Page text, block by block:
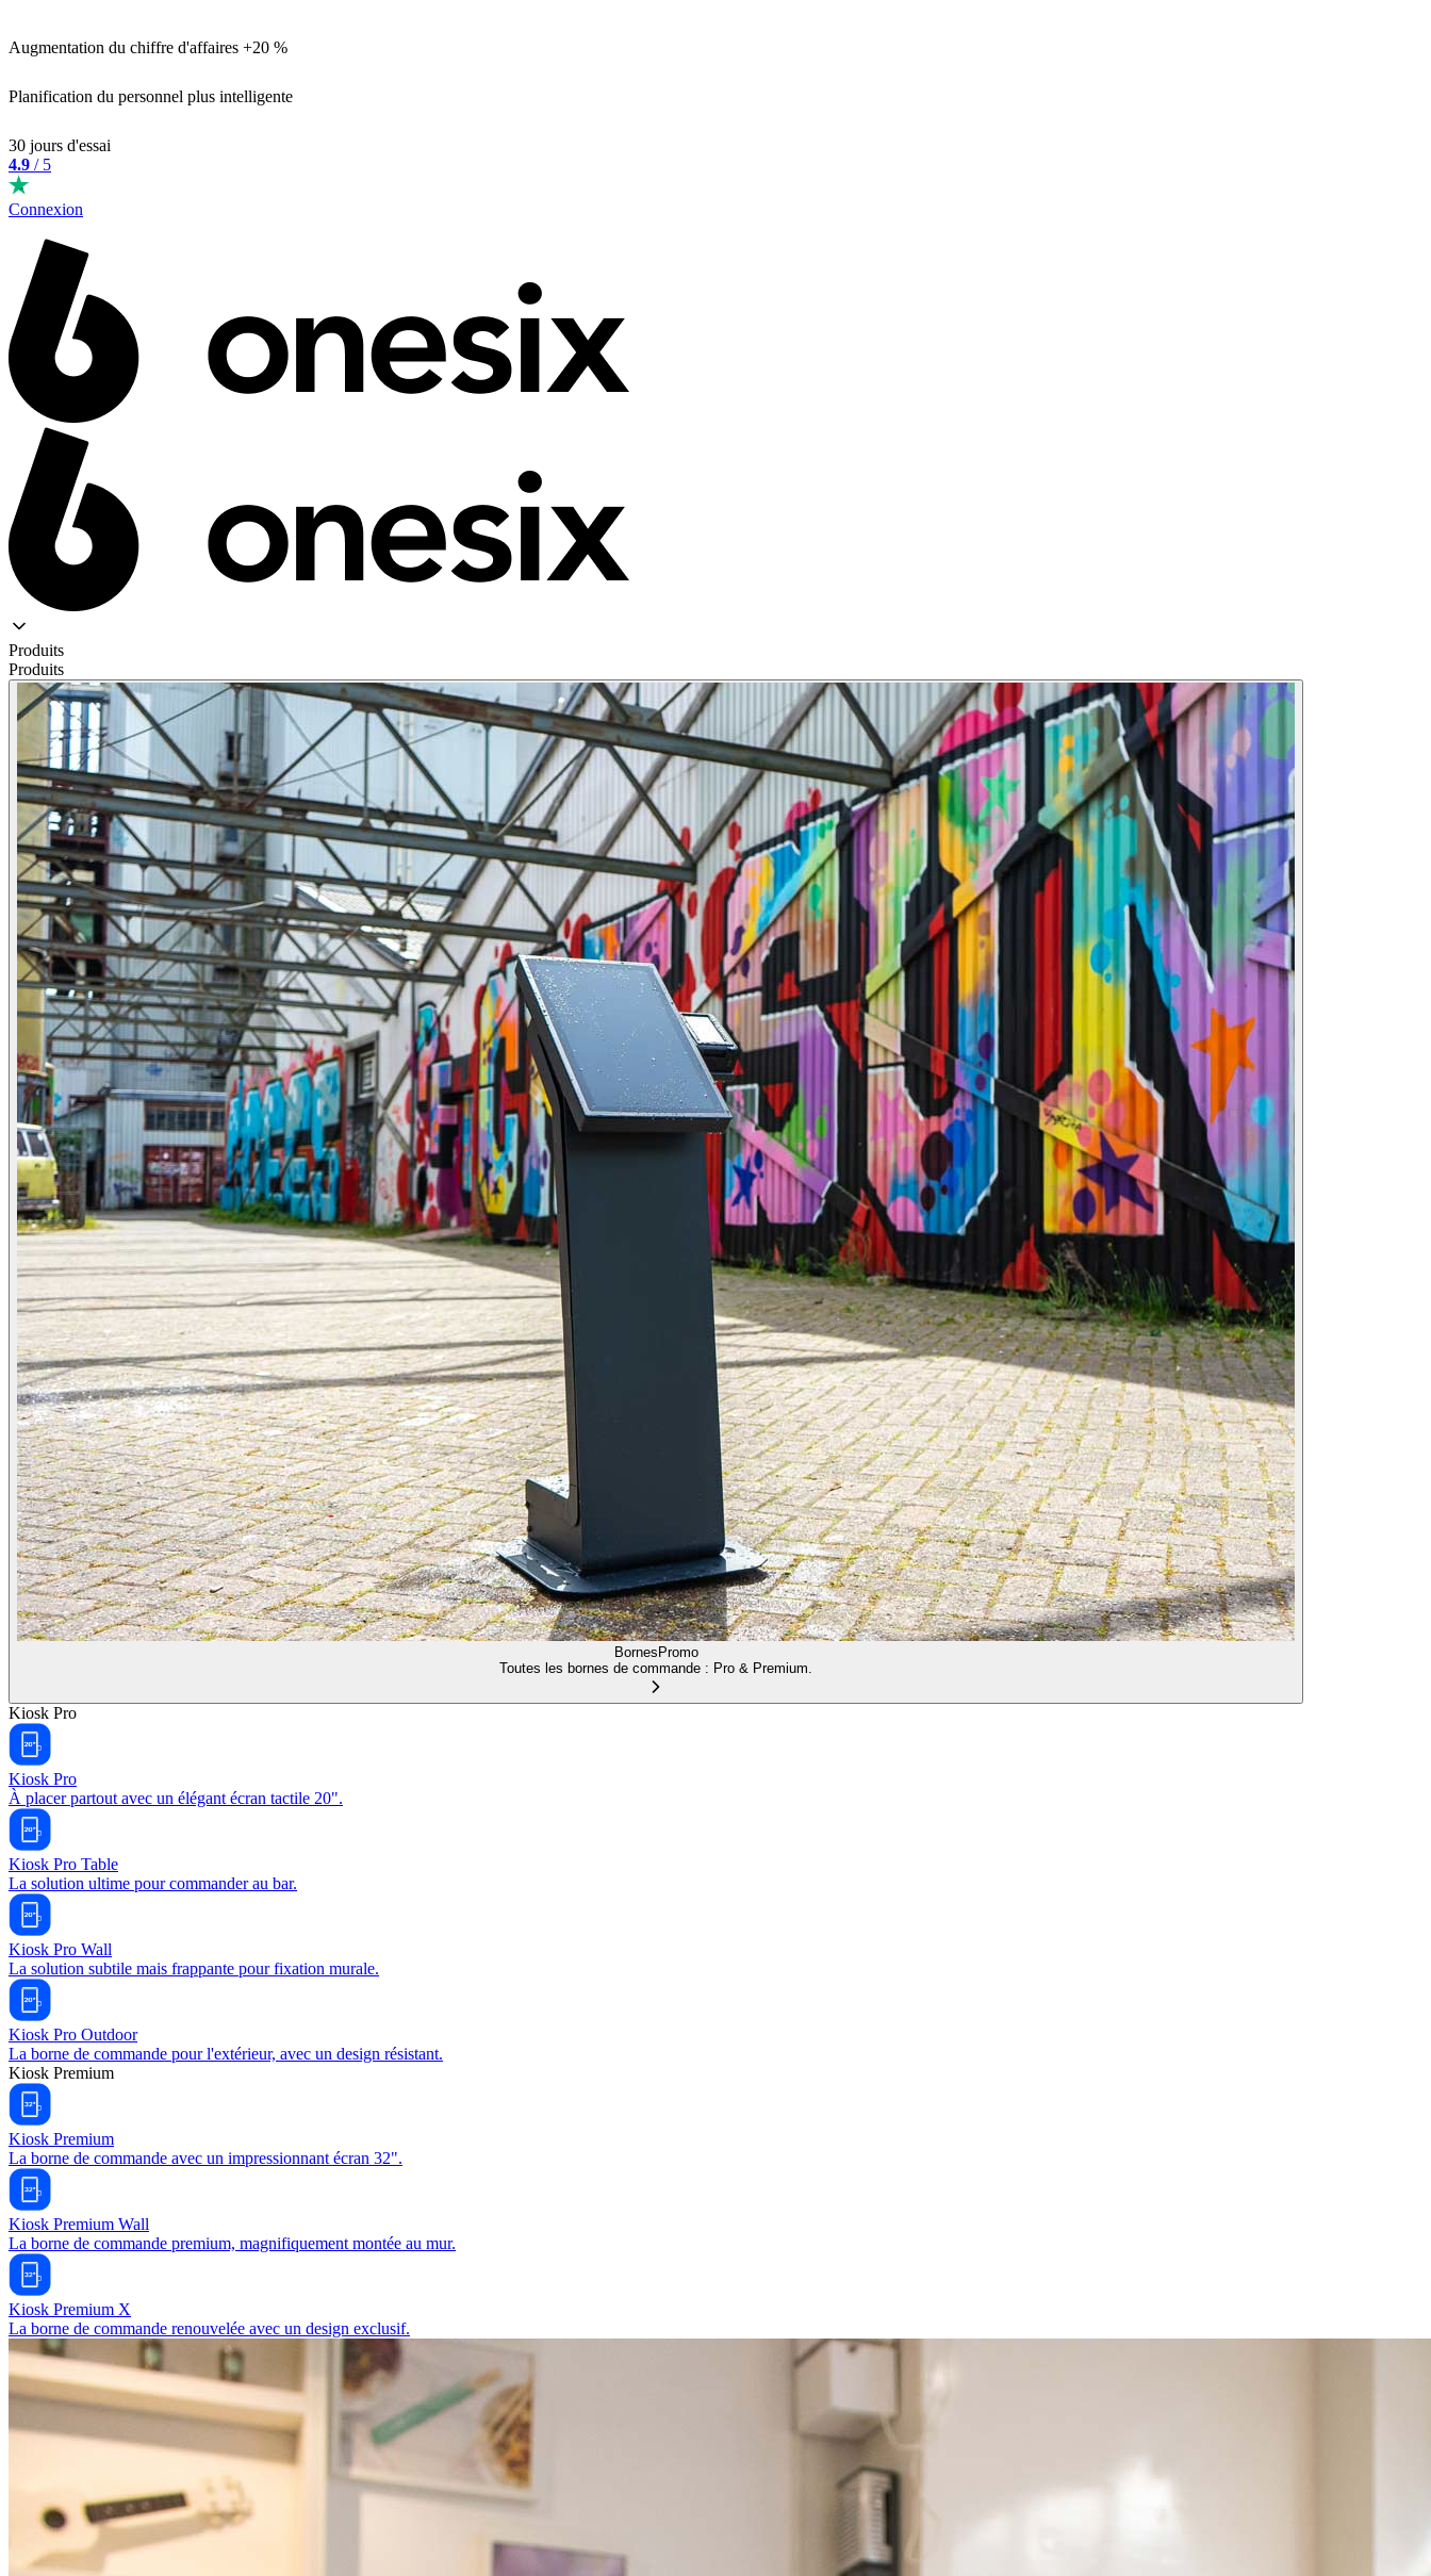
Augmentation du chiffre d'affaires +20 %
Planification du personnel plus intelligente
30 jours d'essai
4.9 / 5
Connexion
Produits
Produits
BornesPromo
Toutes les bornes de commande : Pro & Premium.
Kiosk Pro
Kiosk Pro
À placer partout avec un élégant écran tactile 20".
Kiosk Pro Table
La solution ultime pour commander au bar.
Kiosk Pro Wall
La solution subtile mais frappante pour fixation murale.
Kiosk Pro Outdoor
La borne de commande pour l'extérieur, avec un design résistant.
Kiosk Premium
Kiosk Premium
La borne de commande avec un impressionnant écran 32".
Kiosk Premium Wall
La borne de commande premium, magnifiquement montée au mur.
Kiosk Premium X
La borne de commande renouvelée avec un design exclusif.